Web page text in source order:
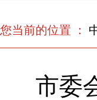
您当前的位置 ：
市委